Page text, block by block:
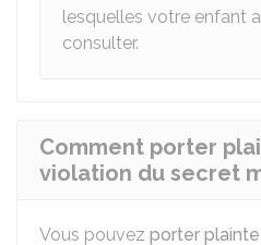
lesquelles votre enfant
consulter.
Comment porter
violation du secret
Vous pouvez porter plainte